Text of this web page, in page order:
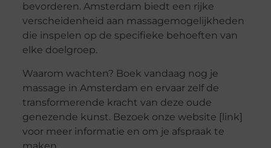
bevorderen. Amsterdam biedt een rijke
verscheidenheid aan massagemogelijkheden
die inspelen op de specifieke behoeften van
elke doelgroep.
Waarom wachten? Boek vandaag nog je
massage in Amsterdam en ervaar zelf de
transformerende kracht van deze oude
genezende kunst. Bezoek onze website [link]
voor meer informatie en om je afspraak te